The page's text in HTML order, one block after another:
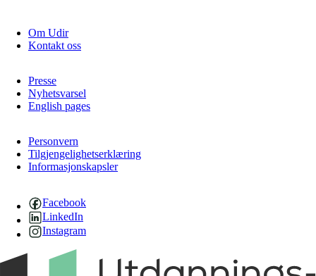
Om Udir
Kontakt oss
Presse
Nyhetsvarsel
English pages
Personvern
Tilgjengelighetserklæring
Informasjonskapsler
Facebook
LinkedIn
Instagram